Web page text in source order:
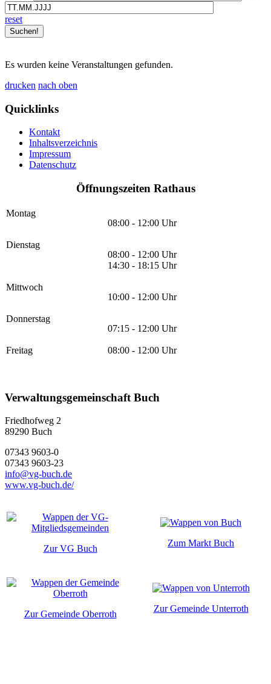
reset
Es wurden keine Veranstaltungen gefunden.
drucken nach oben
Quicklinks
Kontakt
Inhaltsverzeichnis
Impressum
Datenschutz
Öffnungszeiten Rathaus
Montag
08:00 - 12:00 Uhr
Dienstag
08:00 - 12:00 Uhr
14:30 - 18:15 Uhr
Mittwoch
10:00 - 12:00 Uhr
Donnerstag
07:15 - 12:00 Uhr
Freitag 08:00 - 12:00 Uhr
Verwaltungsgemeinschaft Buch
Friedhofweg 2
89290 Buch
07343 9603-0
07343 9603-23
info@vg-buch.de
www.vg-buch.de/
Zur VG Buch
Zum Markt Buch
Zur Gemeinde Oberroth
Zur Gemeinde Unterroth